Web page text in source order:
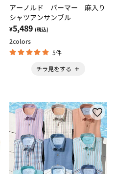
アーノルド パーマー 麻入り
シャツアンサンブル
¥5,489 (税込)
2colors
5件
チラ見をする